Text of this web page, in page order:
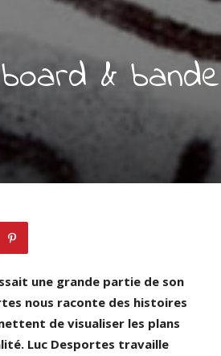
& bande
une grande partie de son
nous raconte des histoires
de visualiser les plans
Luc Desportes travaille